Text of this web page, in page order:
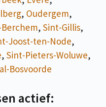
, Oudergem,
, Sint-Gillis,
Joost-ten-Node,
, Sint-Pieters-Woluwe,
Bosvoorde
actief: